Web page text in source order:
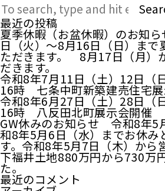
最近の投稿
夏季休暇（お盆休暇）のお知
日（火）～8月16日（日）まで
ただきます。 8月17日（月）
だきます。
令和8年7月11日（土）12日（
16時 七条中町新築建売住宅
令和8年6月27日（土）28日（
16時 八反田北町展示会開催
GW休みのお知らせ 令和8年5
和8年5月6日（水）までお休み
す。令和8年5月7日（木）から
下福井土地880万円から730万
た。
最近のコメント